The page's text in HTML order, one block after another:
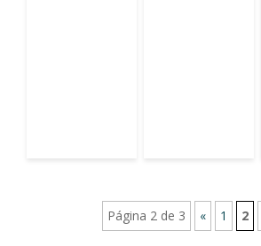
Página 2 de 3 « 1 2